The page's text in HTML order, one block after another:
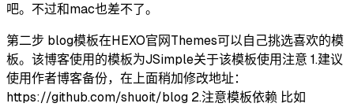
吧。不过和mac也差不了。
第二步 blog模板在HEXO官网Themes可以自己挑选喜欢的模
板。该博客使用的模板为JSimple关于该模板使用注意 1.建议
使用作者博客备份，在上面稍加修改地址：
https://github.com/shuoit/blog 2.注意模板依赖 比如